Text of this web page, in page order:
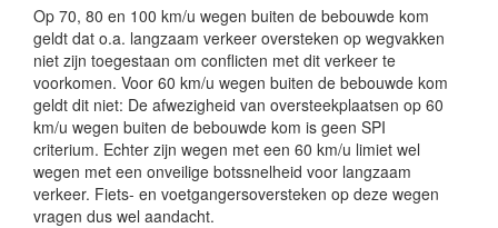
Op 70, 80 en 100 km/u wegen buiten de bebouwde kom
geldt dat o.a. langzaam verkeer oversteken op wegvakken
niet zijn toegestaan om conflicten met dit verkeer te
voorkomen. Voor 60 km/u wegen buiten de bebouwde kom
geldt dit niet: De afwezigheid van oversteekplaatsen op 60
km/u wegen buiten de bebouwde kom is geen SPI
criterium. Echter zijn wegen met een 60 km/u limiet wel
wegen met een onveilige botssnelheid voor langzaam
verkeer. Fiets- en voetgangersoversteken op deze wegen
vragen dus wel aandacht.